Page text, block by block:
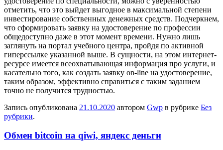
отметить, что это выйдет выгодное в максимальной степени
инвестирование собственных денежных средств. Подчеркнем,
что сформировать заявку на удостоверение по профессии
общедоступно даже в этот момент времени. Нужно лишь
заглянуть на портал учебного центра, пройдя по активной
гиперссылке указанной выше. В сущности, на этом интернет-
ресурсе имеется всеохватывающая информация про услуги, и
касательно того, как создать заявку on-line на удостоверение,
таким образом, эффективно справиться с таким заданием
точно не получится трудностью.
Запись опубликована 21.10.2020 автором Gwp в рубрике Без
рубрики.
Обмен bitcoin на qiwi, яндекс деньги